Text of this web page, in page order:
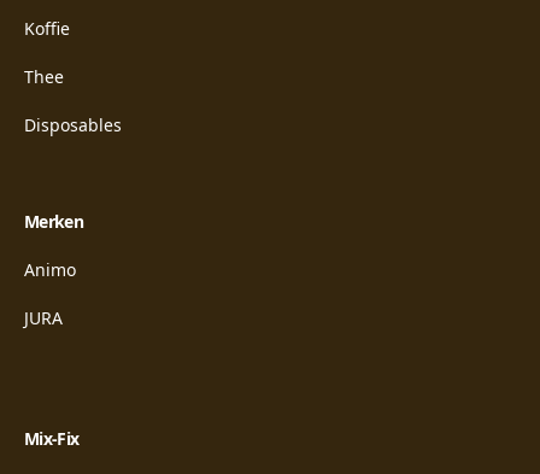
Koffie
Thee
Disposables
Merken
Animo
JURA
Mix-Fix